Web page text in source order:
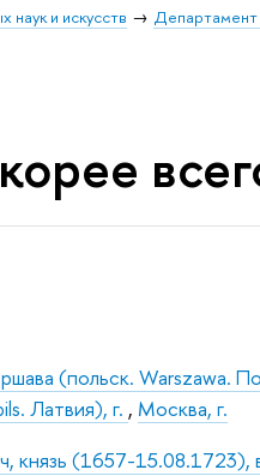
наук и искусств Департамент
(польск. Warszawa.
Латвия), г. , Москва, г.
князь (1657-